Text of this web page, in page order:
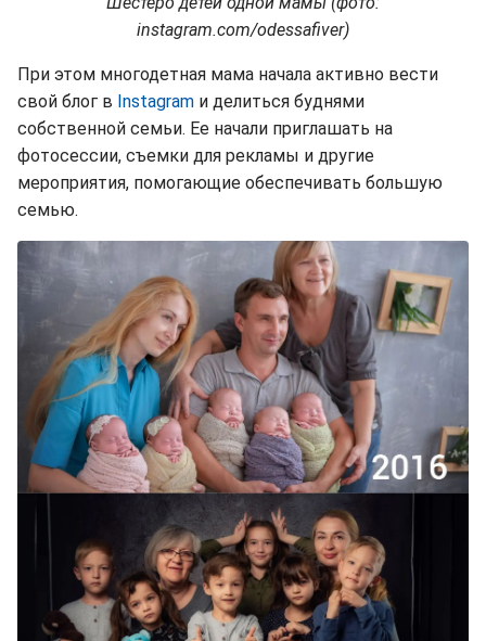
instagram.com/odessafiver)
При этом многодетная мама начала активно вести
свой блог в Instagram и делиться буднями
собственной семьи. Ее начали приглашать на
фотосессии, съемки для рекламы и другие
мероприятия, помогающие обеспечивать большую
семью.